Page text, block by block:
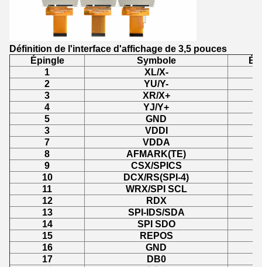
Définition de l'interface d'affichage de 3,5 pouces
Épingle
Symbole
1
XL/X-
2
YU/Y-
3
XR/X+
4
YJ/Y+
5
GND
3
VDDI
7
VDDA
8
AFMARK(TE)
9
CSX/SPICS
10
DCX/RS(SPI-4)
11
WRX/SPI SCL
12
RDX
13
SPI-IDS/SDA
14
SPI SDO
15
REPOS
16
GND
17
DB0